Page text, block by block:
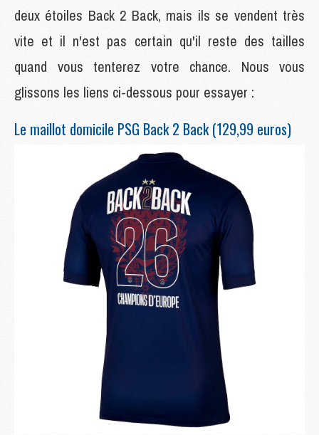
deux étoiles Back 2 Back, mais ils se vendent très
vite et il n'est pas certain qu'il reste des tailles
quand vous tenterez votre chance. Nous vous
glissons les liens ci-dessous pour essayer :
Le maillot domicile PSG Back 2 Back (129,99 euros)